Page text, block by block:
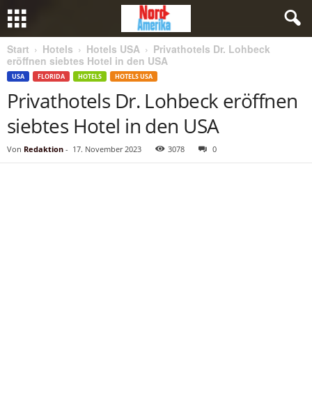
Start Hotels Hotels USA
Privathotels Dr. Lohbeck
eröffnen siebtes Hotel in den USA
USA FLORIDA HOTELS HOTELS USA
Privathotels Dr. Lohbeck eröffnen
siebtes Hotel in den USA
Von Redaktion - 17. November 2023 3078 0